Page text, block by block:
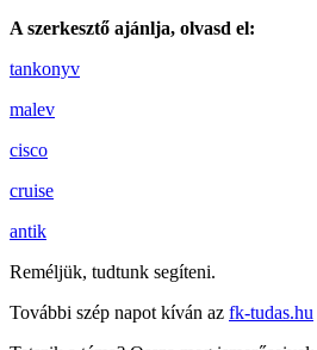
A szerkesztő ajánlja, olvasd el:
tankonyv
malev
cisco
cruise
antik
Reméljük, tudtunk segíteni.
További szép napot kíván az fk-tudas.hu